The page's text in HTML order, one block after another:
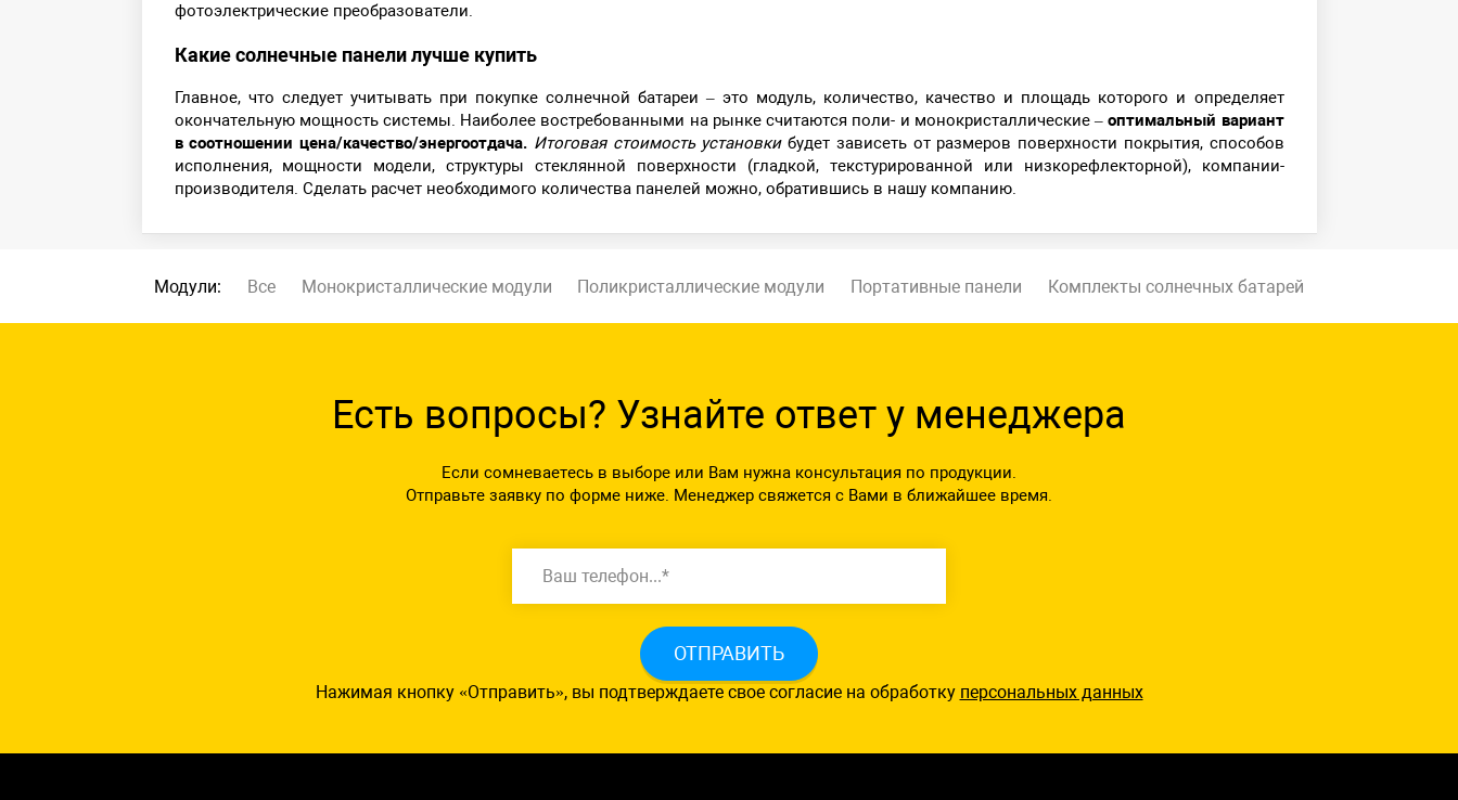
фотоэлектрические преобразователи.
Какие солнечные панели лучше купить
Главное, что следует учитывать при покупке солнечной батареи – это модуль, количество, качество и площадь которого и определяет
окончательную мощность системы. Наиболее востребованными на рынке считаются поли- и монокристаллические –оптимальный вариант
в соотношении цена/качество/энергоотдача. Итоговая стоимость установкибудет зависеть от размеров поверхности покрытия, способов
исполнения, мощности модели, структуры стеклянной поверхности (гладкой, текстурированной или низкорефлекторной), компании-
производителя. Сделать расчет необходимого количества панелей можно, обратившись в нашу компанию.
Модули: Все Монокристаллические модули Поликристаллические модули Портативные панели Комплекты солнечных батарей
Есть вопросы? Узнайте ответ у менеджера
Если сомневаетесь в выборе или Вам нужна консультация по продукции.
Отправьте заявку по форме ниже. Менеджер свяжется с Вами в ближайшее время.
ОТПРАВИТЬ
Нажимая кнопку «Отправить», вы подтверждаете свое согласие на обработку персональных данных